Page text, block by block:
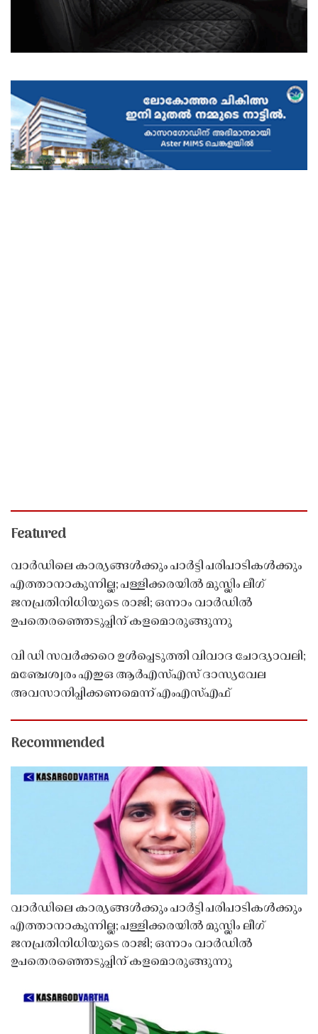
Featured
വാർഡിലെ കാര്യങ്ങൾക്കും പാർട്ടി പരിപാടികൾക്കും
എത്താനാകുന്നില്ല; പള്ളിക്കരയിൽ മുസ്ലിം ലീഗ്
ജനപ്രതിനിധിയുടെ രാജി; ഒന്നാം വാർഡിൽ
ഉപതെരഞ്ഞെടുപ്പിന് കളമൊരുങ്ങുന്നു
വി ഡി സവർക്കറെ ഉൾപ്പെടുത്തി വിവാദ ചോദ്യാവലി;
മഞ്ചേശ്വരം എഇഒ ആർഎസ്എസ് ദാസ്യവേല
അവസാനിപ്പിക്കണമെന്ന് എംഎസ്എഫ്
Recommended
വാർഡിലെ കാര്യങ്ങൾക്കും പാർട്ടി പരിപാടികൾക്കും
എത്താനാകുന്നില്ല; പള്ളിക്കരയിൽ മുസ്ലിം ലീഗ്
ജനപ്രതിനിധിയുടെ രാജി; ഒന്നാം വാർഡിൽ
ഉപതെരഞ്ഞെടുപ്പിന് കളമൊരുങ്ങുന്നു